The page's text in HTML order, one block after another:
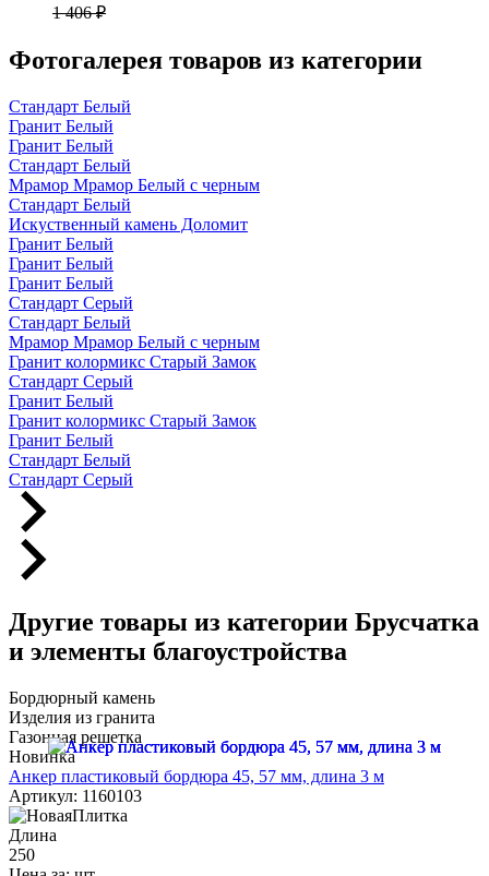
1 406 ₽
Фотогалерея товаров из категории
Стандарт Белый
Гранит Белый
Гранит Белый
Стандарт Белый
Мрамор Мрамор Белый с черным
Стандарт Белый
Искуственный камень Доломит
Гранит Белый
Гранит Белый
Гранит Белый
Стандарт Серый
Стандарт Белый
Мрамор Мрамор Белый с черным
Гранит колормикс Старый Замок
Стандарт Серый
Гранит Белый
Гранит колормикс Старый Замок
Гранит Белый
Стандарт Белый
Стандарт Серый
Другие товары из категории Брусчатка
и элементы благоустройства
Бордюрный камень
Изделия из гранита
Газонная решетка
Новинка
Анкер пластиковый бордюра 45, 57 мм, длина 3 м
Артикул: 1160103
Длина
250